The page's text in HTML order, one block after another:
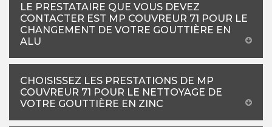
LE PRESTATAIRE QUE VOUS DEVEZ
CONTACTER EST MP COUVREUR 71 POUR LE
CHANGEMENT DE VOTRE GOUTTIÈRE EN
ALU
CHOISISSEZ LES PRESTATIONS DE MP
COUVREUR 71 POUR LE NETTOYAGE DE
VOTRE GOUTTIÈRE EN ZINC